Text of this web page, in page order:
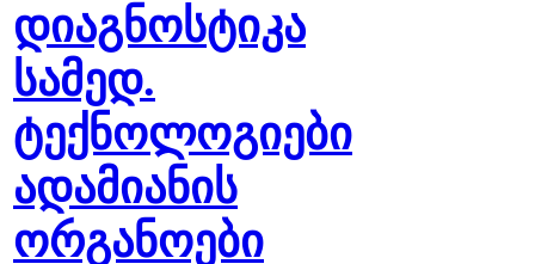
დიაგნოსტიკა
სამედ.
ტექნოლოგიები
ადამიანის
ორგანოები